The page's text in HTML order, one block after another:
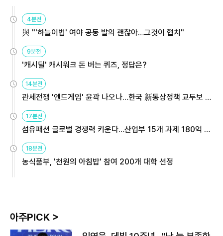
4분전
與 "'하늘이법' 여야 공동 발의 괜찮아…그것이 협치"
9분전
'캐시딜' 캐시워크 돈 버는 퀴즈, 정답은?
14분전
관세전쟁 '엔드게임' 윤곽 나오나…한국 新통상정책 교두보 활
용해야
17분전
섬유패션 글로벌 경쟁력 키운다…산업부 15개 과제 180억 지
원
18분전
농식품부, '천원의 아침밥' 참여 200개 대학 선정
아주PICK >